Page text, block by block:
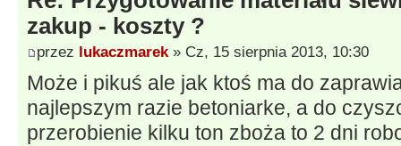
zakup - koszty ?
przez lukaczmarek» Cz, 15 sierpnia 2013, 10:30
Może i pikuś ale jak ktoś ma do
najlepszym razie betoniarke, a do
przerobienie kilku ton zboża to 2 dni